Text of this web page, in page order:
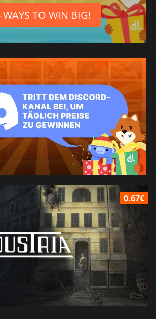
WAYS TO WIN BIG!
0.67€